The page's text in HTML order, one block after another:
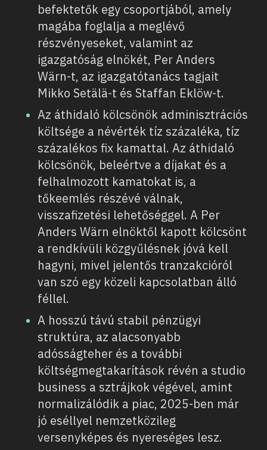
befektetők egy csoportjából, amely
magába foglalja a meglévő
részvényeseket, valamint az
igazgatóság elnökét, Per Anders
Wärn-t, az igazgatótanács tagjait
Mikko Setälä-t és Staffan Eklöw-t.
Az áthidaló kölcsönök adminisztrációs
költsége a névérték tíz százaléka, tíz
százalékos fix kamattal. Az áthidaló
kölcsönök, beleértve a díjakat és a
felhalmozott kamatokat is, a
tőkeemlés részévé válnak,
visszafizetési lehetőséggel. A Per
Anders Wärn elnöktől kapott kölcsönt
a rendkívüli közgyűlésnek jóvá kell
hagyni, mivel jelentős tranzakcióról
van szó egy közeli kapcsolatban álló
féllel.
A hosszú távú stabil pénzügyi
struktúra, az alacsonyabb
adósságteher és a további
költségmegtakarítások révén a studio
business a sztrájkok végével, amint
normalizálódik a piac, 2025-ben már
jó eséllyel nemzetközileg
versenyképes és nyereséges lesz.